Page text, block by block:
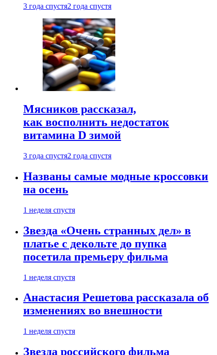
3 года спустя2 года спустя
Мясников рассказал,
как восполнить недостаток
витамина D зимой
3 года спустя2 года спустя
Названы самые модные кроссовки
на осень
1 неделя спустя
Звезда «Очень странных дел» в
платье с декольте до пупка
посетила премьеру фильма
1 неделя спустя
Анастасия Решетова рассказала об
изменениях во внешности
1 неделя спустя
Звезда российского фильма